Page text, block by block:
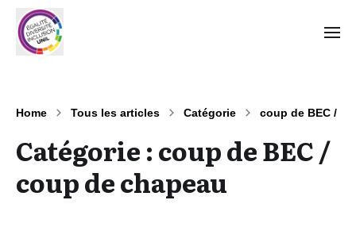
Home Tous les articles Catégorie coup de BEC /
Catégorie :coup de BEC /
coup de chapeau